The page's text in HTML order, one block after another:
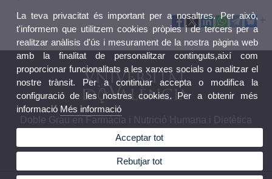
Doble Grau en Farmàcia i Nutrició Humana i Dietètica
La teva privacitat és important per a nosaltres. Per això,
t'informem que utilitzem cookies pròpies i de tercers per a
realitzar anàlisis d'ús i mesurament de la nostra pàgina web
amb la finalitat de personalitzar continguts,així com
proporcionar funcionalitats a les xarxes socials o analitzar el
nostre trànsit. Per a continuar accepta o modifica la
configuració de les nostres cookies. Per a obtenir més
informació Més informació
Acceptar tot
Rebutjar tot